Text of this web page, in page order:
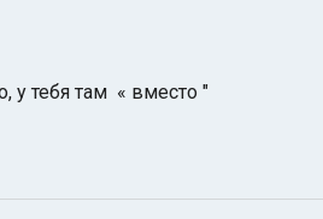
у тебя там « вместо "